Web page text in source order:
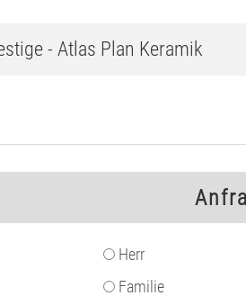
- Atlas Plan Keramik
Herr
Familie